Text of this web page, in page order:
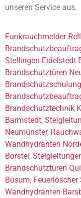
unseren Service aus.
Funkrauchmelder
Stellingen Eidelstedt
Brandschutztüren
Brandschutztechnik
Barmstedt,
Neumünster,
Wandhydranten
Borstel,
Brandschutztüren
Büsum,
Wandhydranten